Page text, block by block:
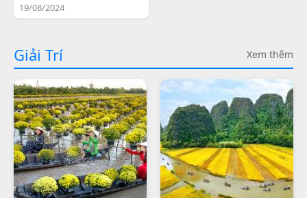
19/08/2024
Giải Trí Xem thêm